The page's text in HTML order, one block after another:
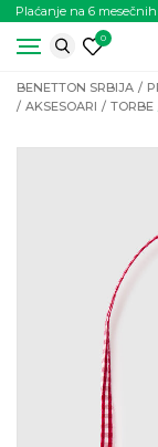
Plaćanje na 6
0
BENETTON SRBIJA
AKSESOARI
TORBE